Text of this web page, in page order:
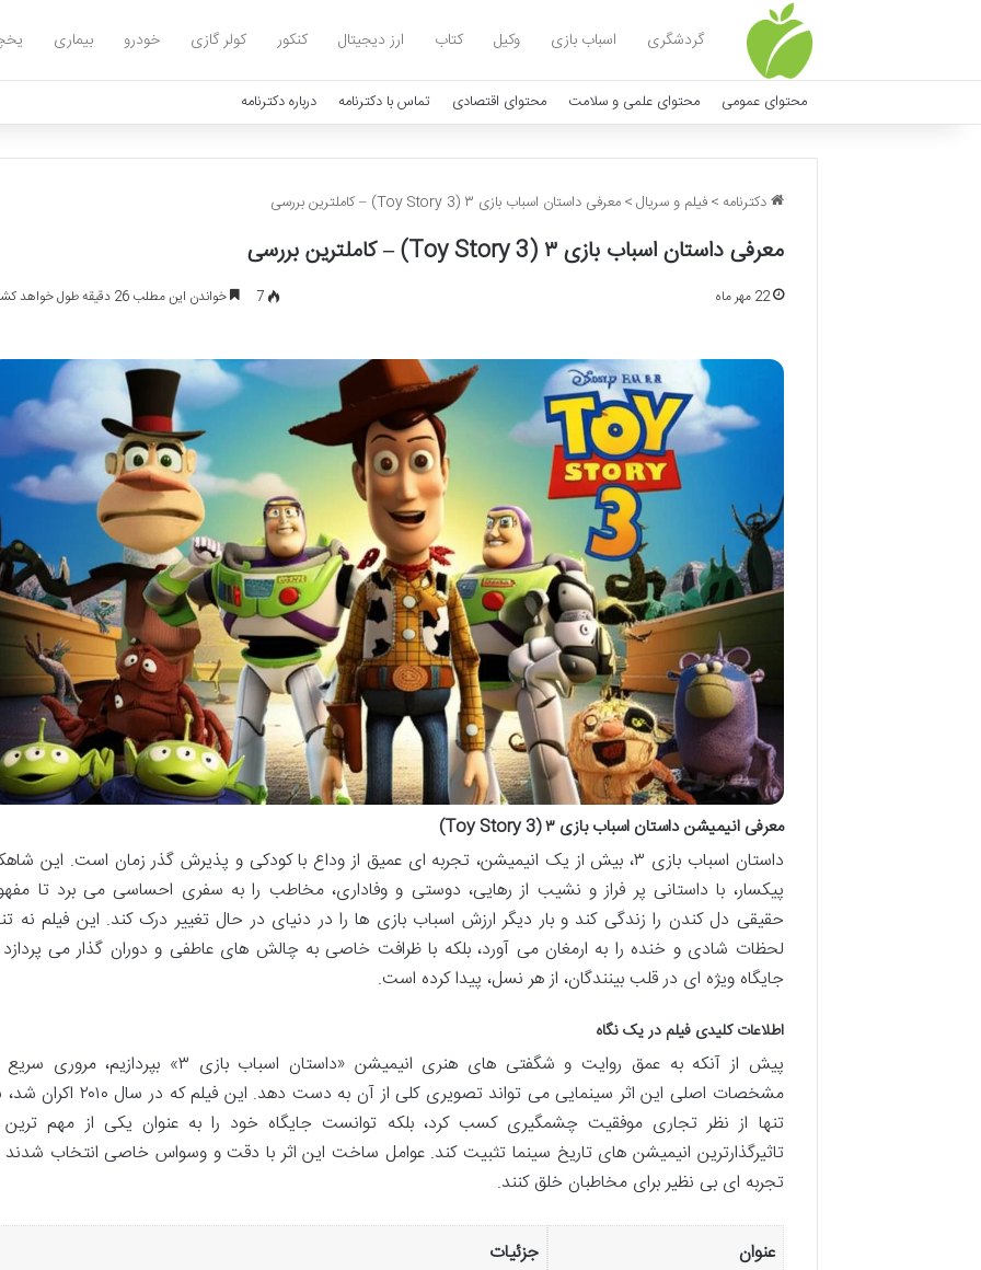
گردشگری اسباب بازی وکیل کتاب ارز دیجیتال کنکور کولر گازی خودرو بیماری
محتوای عمومی محتوای علمی و سلامت محتوای اقتصادی تماس با دکترنامه درباره دکترنامه
دکترنامه > فیلم و سریال> معرفی داستان اسباب بازی ۳ (Toy Story 3) – کاملترین بررسی
معرفی داستان اسباب بازی ۳ (Toy Story 3) – کاملترین بررسی
22 مهر ماه 7 خواندن این مطلب 26 دقیقه طول خواهد کشید
معرفی انیمیشن داستان اسباب بازی ۳ (Toy Story 3)
داستان اسباب بازی ۳، بیش از یک انیمیشن، تجربه ای عمیق از وداع با کودکی و پذیرش گذر زمان است. این
پیکسار، با داستانی پر فراز و نشیب از رهایی، دوستی و وفاداری، مخاطب را به سفری احساسی می برد تا
حقیقی دل کندن را زندگی کند و بار دیگر ارزش اسباب بازی ها را در دنیای در حال تغییر درک کند. این فیلم نه
لحظات شادی و خنده را به ارمغان می آورد، بلکه با ظرافت خاصی به چالش های عاطفی و دوران گذار می
جایگاه ویژه ای در قلب بینندگان، از هر نسل، پیدا کرده است.
اطلاعات کلیدی فیلم در یک نگاه
پیش از آنکه به عمق روایت و شگفتی های هنری انیمیشن «داستان اسباب بازی ۳» بپردازیم،
مشخصات اصلی این اثر سینمایی می تواند تصویری کلی از آن به دست دهد. این فیلم که در
تنها از نظر تجاری موفقیت چشمگیری کسب کرد، بلکه توانست جایگاه خود را به عنوان یکی از مهم
تاثیرگذارترین انیمیشن های تاریخ سینما تثبیت کند. عوامل ساخت این اثر با دقت و وسواس خاصی انتخاب شدند
تجربه ای بی نظیر برای مخاطبان خلق کنند.
عنوان
جزئیات